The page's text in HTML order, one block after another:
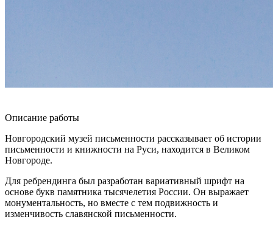
Описание работы
Новгородский музей письменности рассказывает об истории
письменности и книжности на Руси, находится в Великом
Новгороде.
Для ребрендинга был разработан вариативный шрифт на
основе букв памятника тысячелетия России. Он выражает
монументальность, но вместе с тем подвижность и
изменчивость славянской письменности.